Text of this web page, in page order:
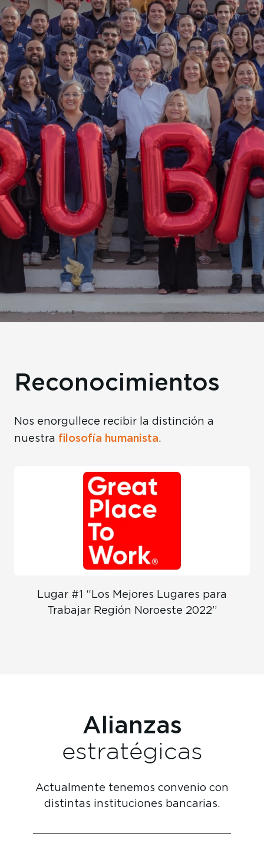
mejores CHRO&ldquos en el país.
En la actualidad, nuestra empresa opera de
manera consolidada en:Tijuana, Mexicali,
Obregón, Hermosillo, Ciudad Juárez,
Chihuahua, Querétaro, Torreón, Saltillo,
Monterrey, Guadalajara, León, Puebla,
Toluca, Veracruz y Cancún.
Reconocimientos
Nos enorgullece recibir la distinción a
nuestra filosofía humanista.
Lugar #1 “Los Mejores Lugares para
Trabajar Región Noroeste 2022”
Alianzas
estratégicas
Actualmente tenemos convenio con
distintas instituciones bancarias.